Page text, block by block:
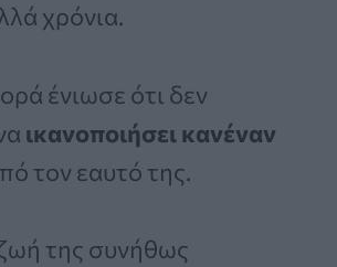
χρόνια.
ένιωσε ότι δεν
ικανοποιήσει κανέναν
τον εαυτό της.
της συνήθως